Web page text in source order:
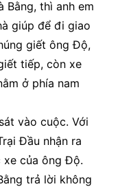
Bằng, thì anh em
giúp để đi giao
giết ông Độ,
tiếp, còn xe
ở phía nam
vào cuộc. Với
Đầu nhận ra
xe của ông Độ.
trả lời không